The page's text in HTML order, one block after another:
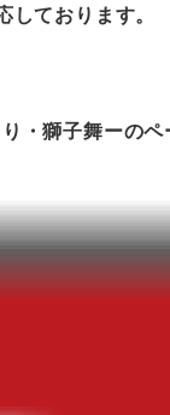
ております。
・獅子舞ーのペ